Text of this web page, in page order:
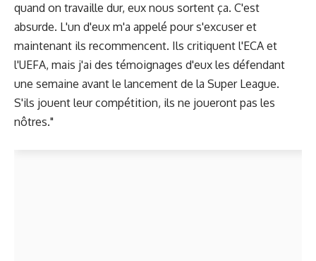
quand on travaille dur, eux nous sortent ça. C'est
absurde. L'un d'eux m'a appelé pour s'excuser et
maintenant ils recommencent. Ils critiquent l'ECA et
l'UEFA, mais j'ai des témoignages d'eux les défendant
une semaine avant le lancement de la Super League.
S'ils jouent leur compétition, ils ne joueront pas les
nôtres."